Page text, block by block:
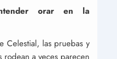
orar en la
Celestial, las pruebas y
a veces parecen